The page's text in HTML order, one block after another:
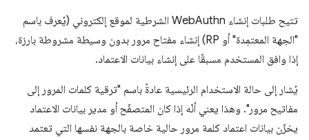
تتيح طلبات إنشاء WebAuthn الشرطية لموقع إلكتروني (يُعرف باسم
"الجهة المعتمِدة" أو RP) إنشاء مفتاح مرور بدون وسيطة مشروطة بارزة،
إذا وافق المستخدم مسبقًا على إنشاء بيانات الاعتماد.
يُشار إلى حالة الاستخدام الرئيسية عادةً باسم "ترقية كلمات المرور إلى
مفاتيح مرور". وهذا يعني أنّه إذا كان المتصفّح أو مدير بيانات الاعتماد
يخزّن بيانات اعتماد كلمة مرور حالية خاصة بالجهة نفسها التي تعتمد